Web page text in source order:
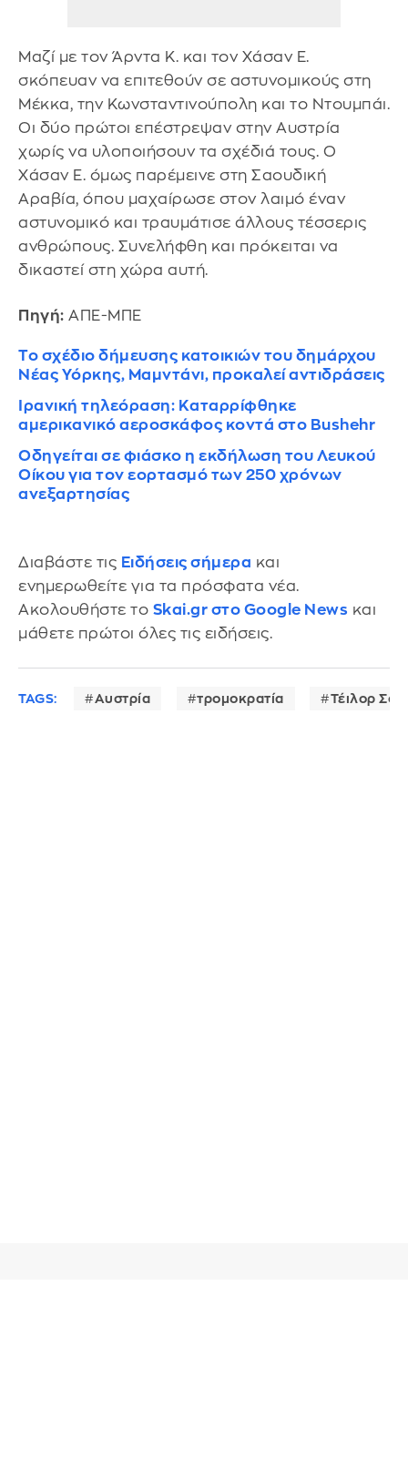
Μαζί με τον Άρντα Κ. και τον Χάσαν Ε.
σκόπευαν να επιτεθούν σε αστυνομικούς στη
Μέκκα, την Κωνσταντινούπολη και το Ντουμπάι.
Οι δύο πρώτοι επέστρεψαν στην Αυστρία
χωρίς να υλοποιήσουν τα σχέδιά τους. Ο
Χάσαν Ε. όμως παρέμεινε στη Σαουδική
Αραβία, όπου μαχαίρωσε στον λαιμό έναν
αστυνομικό και τραυμάτισε άλλους τέσσερις
ανθρώπους. Συνελήφθη και πρόκειται να
δικαστεί στη χώρα αυτή.
Πηγή: ΑΠΕ-ΜΠΕ
Το σχέδιο δήμευσης κατοικιών του δημάρχου
Νέας Υόρκης, Μαμντάνι, προκαλεί αντιδράσεις
Ιρανική τηλεόραση: Καταρρίφθηκε
αμερικανικό αεροσκάφος κοντά στο Bushehr
Οδηγείται σε φιάσκο η εκδήλωση του Λευκού
Οίκου για τον εορτασμό των 250 χρόνων
ανεξαρτησίας
Διαβάστε τις Ειδήσεις σήμερα και
ενημερωθείτε για τα πρόσφατα νέα.
Ακολουθήστε το Skai.gr στο Google News και
μάθετε πρώτοι όλες τις ειδήσεις.
TAGS: Αυστρία τρομοκρατία Τέιλορ